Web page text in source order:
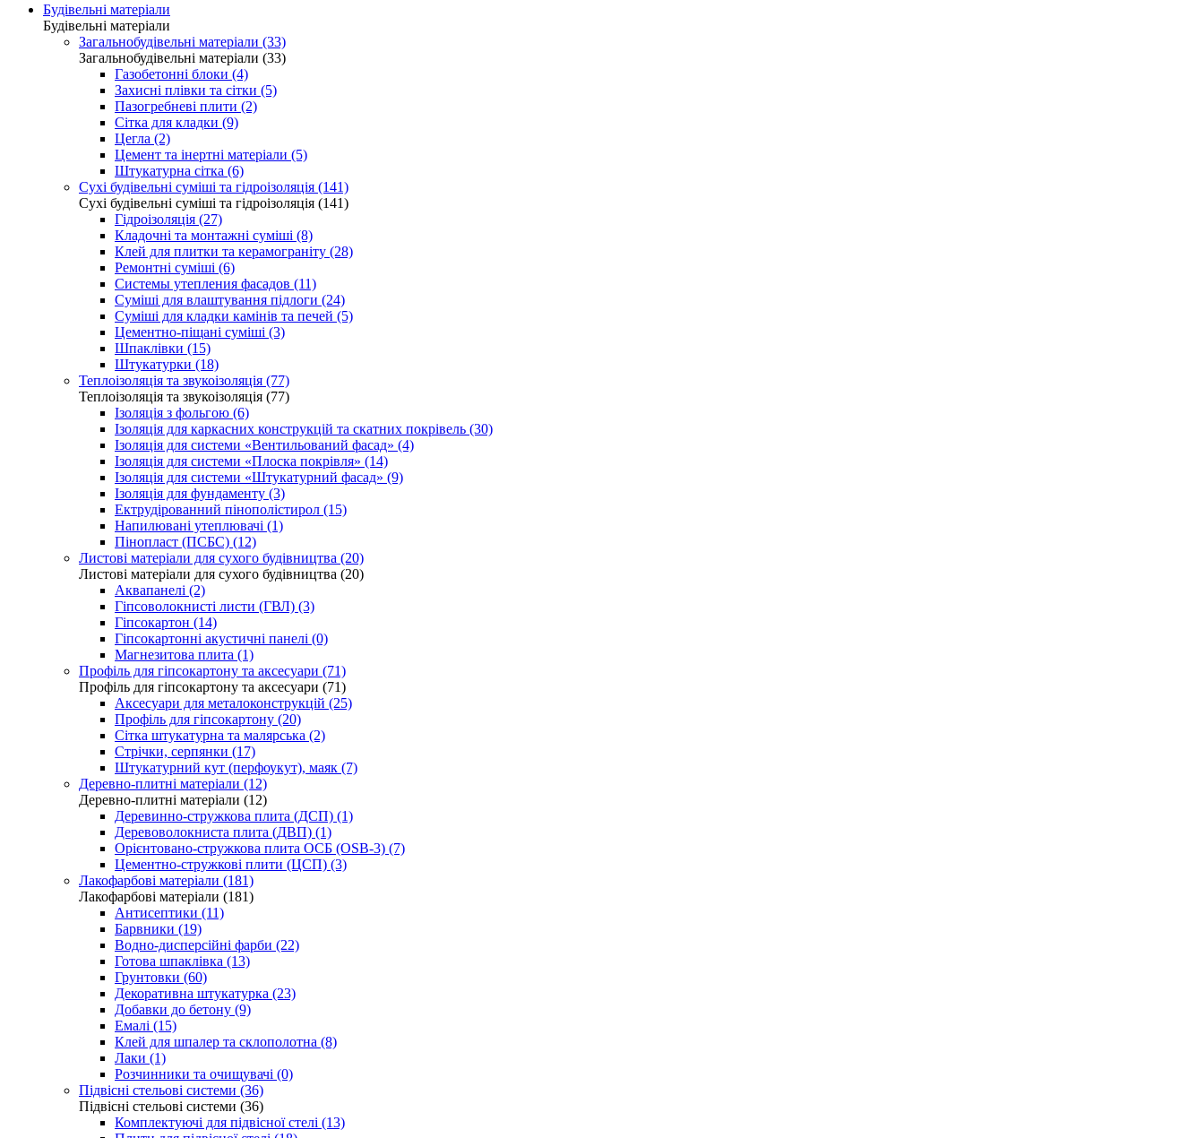
Будівельні матеріали
Будівельні матеріали
Загальнобудівельні матеріали (33)
Загальнобудівельні матеріали (33)
Газобетонні блоки (4)
Захисні плівки та сітки (5)
Пазогребневі плити (2)
Сітка для кладки (9)
Цегла (2)
Цемент та інертні матеріали (5)
Штукатурна сітка (6)
Сухі будівельні суміші та гідроізоляція (141)
Сухі будівельні суміші та гідроізоляція (141)
Гідроізоляція (27)
Кладочні та монтажні суміші (8)
Клей для плитки та керамограніту (28)
Ремонтні суміші (6)
Системы утепления фасадов (11)
Суміші для влаштування підлоги (24)
Суміші для кладки камінів та печей (5)
Цементно-піщані суміші (3)
Шпаклівки (15)
Штукатурки (18)
Теплоізоляція та звукоізоляція (77)
Теплоізоляція та звукоізоляція (77)
Ізоляція з фольгою (6)
Ізоляція для каркасних конструкцій та скатних покрівель (30)
Ізоляція для системи «Вентильований фасад» (4)
Ізоляція для системи «Плоска покрівля» (14)
Ізоляція для системи «Штукатурний фасад» (9)
Ізоляція для фундаменту (3)
Ектрудірованний пінополістирол (15)
Напилювані утеплювачі (1)
Пінопласт (ПСБС) (12)
Листові матеріали для сухого будівництва (20)
Листові матеріали для сухого будівництва (20)
Аквапанелі (2)
Гіпсоволокнисті листи (ГВЛ) (3)
Гіпсокартон (14)
Гіпсокартонні акустичні панелі (0)
Магнезитова плита (1)
Профіль для гіпсокартону та аксесуари (71)
Профіль для гіпсокартону та аксесуари (71)
Аксесуари для металоконструкцій (25)
Профіль для гіпсокартону (20)
Сітка штукатурна та малярська (2)
Стрічки, серпянки (17)
Штукатурний кут (перфоукут), маяк (7)
Деревно-плитні матеріали (12)
Деревно-плитні матеріали (12)
Деревинно-стружкова плита (ДСП) (1)
Деревоволокниста плита (ДВП) (1)
Орієнтовано-стружкова плита ОСБ (OSB-3) (7)
Цементно-стружкові плити (ЦСП) (3)
Лакофарбові матеріали (181)
Лакофарбові матеріали (181)
Антисептики (11)
Барвники (19)
Водно-дисперсійні фарби (22)
Готова шпаклівка (13)
Грунтовки (60)
Декоративна штукатурка (23)
Добавки до бетону (9)
Емалі (15)
Клей для шпалер та склополотна (8)
Лаки (1)
Розчинники та очищувачі (0)
Підвісні стельові системи (36)
Підвісні стельові системи (36)
Комплектуючі для підвісної стелі (13)